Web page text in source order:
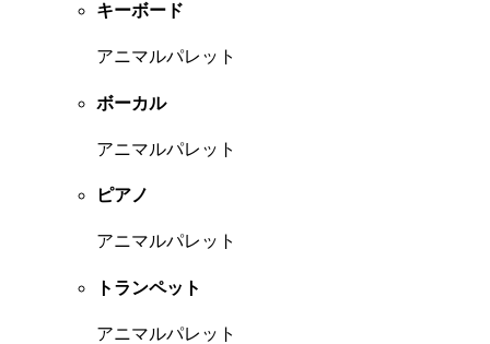
キーボード
アニマルパレット
ボーカル
アニマルパレット
ピアノ
アニマルパレット
トランペット
アニマルパレット